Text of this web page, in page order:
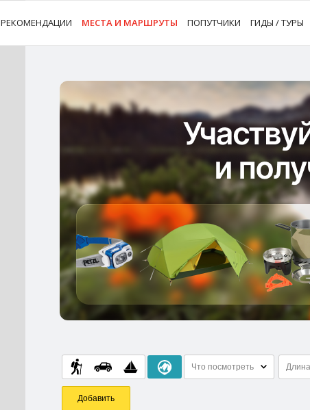
РЕКОМЕНДАЦИИ МЕСТА И МАРШРУТЫ ПОПУТЧИКИ ГИДЫ / ТУРЫ
Что посмотреть
Добавить